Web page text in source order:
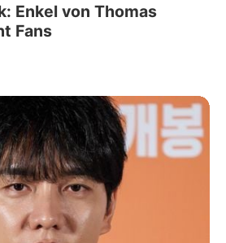
Enkel von Thomas
Fans